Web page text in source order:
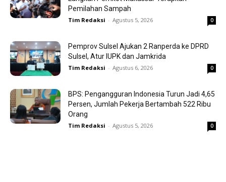
Pemilahan Sampah
Tim Redaksi - Agustus 5, 2026 0
Pemprov Sulsel Ajukan 2 Ranperda ke DPRD
Sulsel, Atur IUPK dan Jamkrida
Tim Redaksi - Agustus 6, 2026 0
BPS: Pengangguran Indonesia Turun Jadi 4,65
Persen, Jumlah Pekerja Bertambah 522 Ribu
Orang
Tim Redaksi - Agustus 5, 2026 0